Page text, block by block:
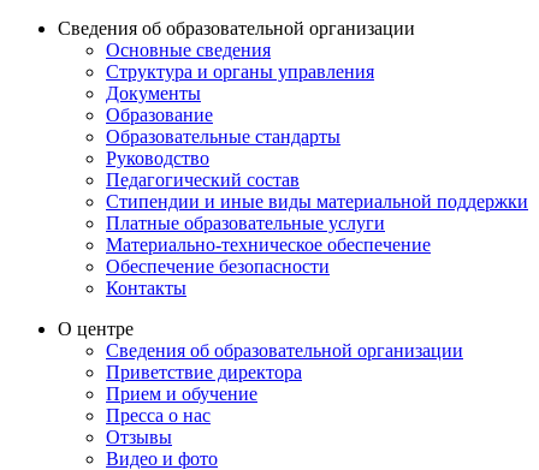
Сведения об образовательной организации
Основные сведения
Структура и органы управления
Документы
Образование
Образовательные стандарты
Руководство
Педагогический состав
Стипендии и иные виды материальной поддержки
Платные образовательные услуги
Материально-техническое обеспечение
Обеспечение безопасности
Контакты
О центре
Сведения об образовательной организации
Приветствие директора
Прием и обучение
Пресса о нас
Отзывы
Видео и фото